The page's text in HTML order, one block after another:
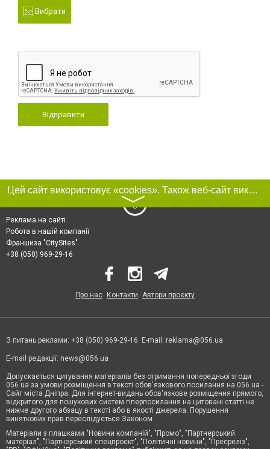
Вибрати
Відправити
Цей сайт використовує «cookies». Також веб-сайт використовує інтернет-сервіс для збору технічних даних стосовно відвідувачів з метою отримання маркетингової та статистичної інформації. Умови обробки даних відвідувачів сайту див.
〉
Реклама на сайті
Робота в нашій компанії
Франшиза "CitySites"
+38 (050) 969-29-16
Про нас Контакти Автори проєкту
З питань реклами: +38 (050) 969-29-16. E-mail: reklama@056.ua
E-mail редакції: news@056.ua
Допускається цитування матеріалів без отримання попередньої згоди
056.ua за умови розміщення в тексті обов'язкового посилання на 056.ua -
Сайт міста Дніпра. Для інтернет-видань обов'язкове розміщення прямого,
відкритого для пошукових систем гіперпосилання на цитовані статті не
нижче другого абзацу в тексті або в якості джерела. Порушення
виняткових прав переслідується Законом.
Матеріали з плашками "Новини компаній", "Промо", "Партнерський
матеріал", "Партнерський спецпроєкт", "Політичні новини", "Пресреліз",